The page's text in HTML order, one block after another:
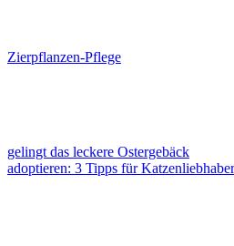
Zierpflanzen-Pflege
gelingt das leckere Ostergebäck
adoptieren: 3 Tipps für Katzenliebhaber